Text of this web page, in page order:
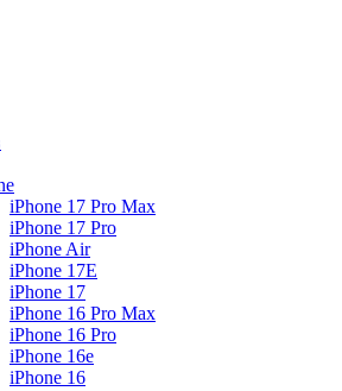
iPhone 17 Pro Max
iPhone 17 Pro
iPhone Air
iPhone 17E
iPhone 17
iPhone 16 Pro Max
iPhone 16 Pro
iPhone 16e
iPhone 16